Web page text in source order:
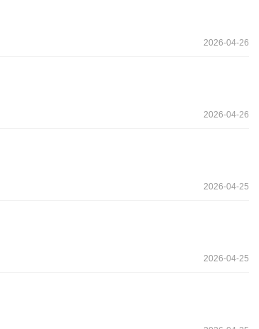
2026-04-26
2026-04-26
2026-04-25
2026-04-25